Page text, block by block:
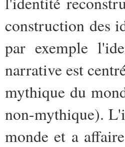
construction des
par exemple
narrative est
mythique du
non-mythique).
monde et a